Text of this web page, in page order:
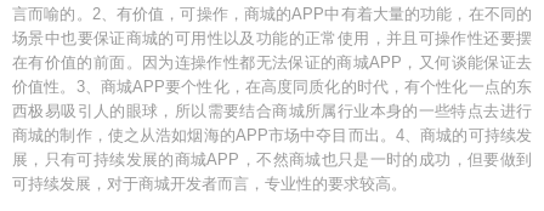
言而喻的。2、有价值，可操作，商城的APP中有着大量的功能，在不同的
场景中也要保证商城的可用性以及功能的正常使用，并且可操作性还要摆
在有价值的前面。因为连操作性都无法保证的商城APP，又何谈能保证去
价值性。3、商城APP要个性化，在高度同质化的时代，有个性化一点的东
西极易吸引人的眼球，所以需要结合商城所属行业本身的一些特点去进行
商城的制作，使之从浩如烟海的APP市场中夺目而出。4、商城的可持续发
展，只有可持续发展的商城APP，不然商城也只是一时的成功，但要做到
可持续发展，对于商城开发者而言，专业性的要求较高。